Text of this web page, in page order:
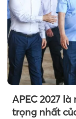
APEC 2027
trọng nhất